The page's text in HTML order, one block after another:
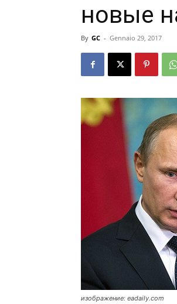
новые
By GC - Gennaio 29, 2017
изображение: eadaily.com